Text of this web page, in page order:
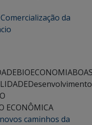
da
BIOECONOMIA
Desenvolvimento
ECONÔMICA
caminhos da